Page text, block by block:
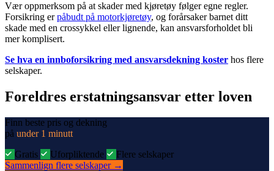
Vær oppmerksom på at skader med kjøretøy følger egne regler.
Forsikring erpåbudt på motorkjøretøy, og forårsaker barnet ditt
skade med en crossykkel eller lignende, kan ansvarsforholdet bli
mer komplisert.
Se hva en innboforsikring med ansvarsdekning koster hos flere
selskaper.
Foreldres erstatningsansvar etter loven
Finn beste pris og dekning
på under 1 minutt
Gratis
Uforpliktende
Flere selskaper
Sammenlign flere selskaper →